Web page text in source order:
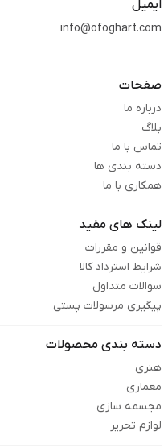
ایمیل
info@ofoghart.com
صفحات
درباره ما
بلاگ
تماس با ما
دسته بندی ها
همکاری با ما
لینک های مفید
قوانین و مقررات
شرایط استرداد کالا
سوالات متداول
پیگیری مرسولات پستی
دسته بندی محصولات
هنری
معماری
مجسمه سازی
لوازم تحریر